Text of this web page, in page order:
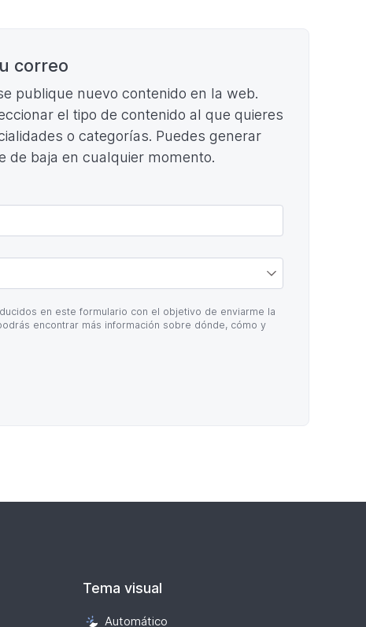
correo
publique nuevo contenido en la web.
el tipo de contenido al que quieres
o categorías. Puedes generar
de baja en cualquier momento.
en este formulario con el objetivo de enviarme la
encontrar más información sobre dónde, cómo y
Tema visual
Automático